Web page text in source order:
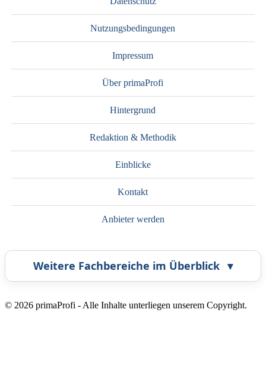
Nutzungsbedingungen
Impressum
Über primaProfi
Hintergrund
Redaktion & Methodik
Einblicke
Kontakt
Anbieter werden
Weitere Fachbereiche im Überblick ▾
Airbrush Bestatter
© 2026 primaProfi - Alle Inhalte unterliegen unserem Copyright.